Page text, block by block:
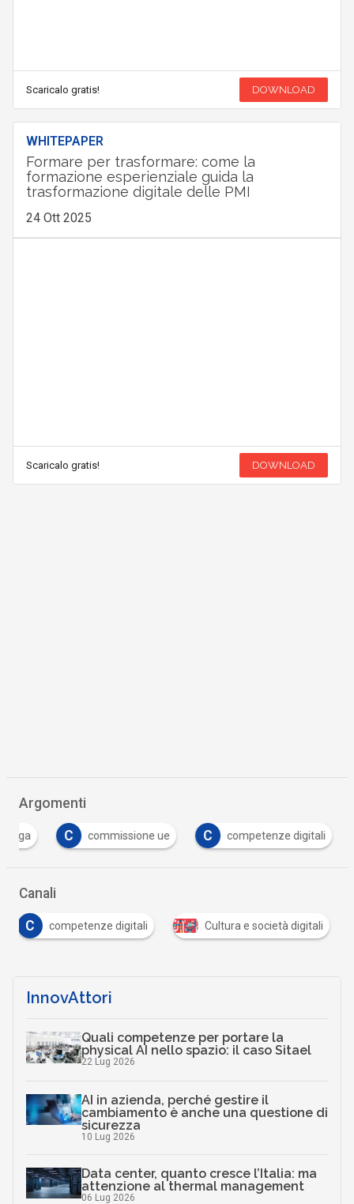
Scaricalo gratis! DOWNLOAD
WHITEPAPER
Formare per trasformare: come la
formazione esperienziale guida la
trasformazione digitale delle PMI
24 Ott 2025
Scaricalo gratis! DOWNLOAD
Argomenti
C commissione ue C competenze digitali C
Canali
C competenze digitali Cultura e società digitali
InnovAttori
Quali competenze per portare la
physical AI nello spazio: il caso Sitael
22 Lug 2026
AI in azienda, perché gestire il
cambiamento è anche una questione di
sicurezza
10 Lug 2026
Data center, quanto cresce l’Italia: ma
attenzione al thermal management
06 Lug 2026